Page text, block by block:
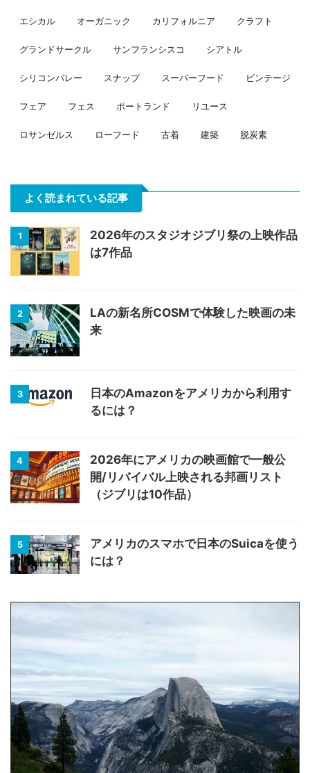
エシカル オーガニック カリフォルニア クラフト
グランドサークル サンフランシスコ シアトル
シリコンバレー スナップ スーパーフード ビンテージ
フェア フェス ポートランド リユース
ロサンゼルス ローフード 古着 建築 脱炭素
よく読まれている記事
1
2026年のスタジオジブリ祭の上映作品
は7作品
2
LAの新名所COSMで体験した映画の未
来
3
日本のAmazonをアメリカから利用す
るには？
4
2026年にアメリカの映画館で一般公
開/リバイバル上映される邦画リスト
（ジブリは10作品）
5
アメリカのスマホで日本のSuicaを使う
には？